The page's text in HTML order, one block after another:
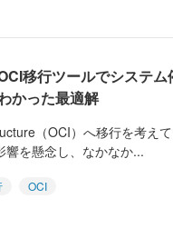
移行ツールでシステ
かった最適解
（OCI）へ移行を考え
響を懸念し、なかなか...
OCI